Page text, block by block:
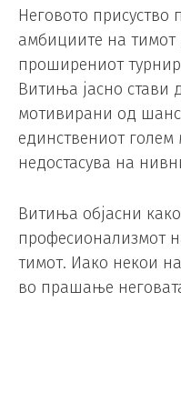
Неговото
амбициите на тимот
проширениот
Витиња јасно стави
мотивирани од
единствениот
недостасува на
Витиња објасни
професионализмот
тимот. Иако некои
во прашање